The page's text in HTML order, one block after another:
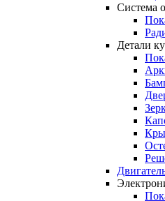
Система
Детали